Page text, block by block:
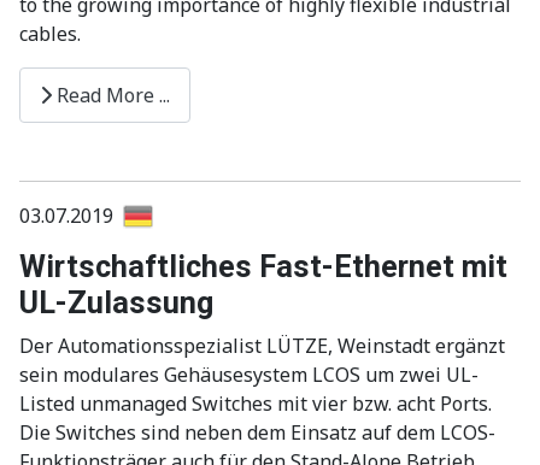
cables.
Read More ...
03.07.2019
Wirtschaftliches Fast-Ethernet mit
UL-Zulassung
Der Automationsspezialist LÜTZE, Weinstadt ergänzt
sein modulares Gehäusesystem LCOS um zwei UL-
Listed unmanaged Switches mit vier bzw. acht Ports.
Die Switches sind neben dem Einsatz auf dem LCOS-